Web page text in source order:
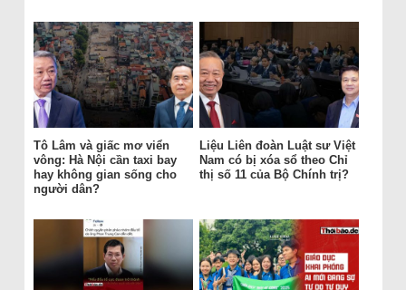
Tô Lâm và giấc mơ viển
vông: Hà Nội cần taxi bay
hay không gian sống cho
người dân?
Liệu Liên đoàn Luật sư Việt
Nam có bị xóa sổ theo Chỉ
thị số 11 của Bộ Chính trị?